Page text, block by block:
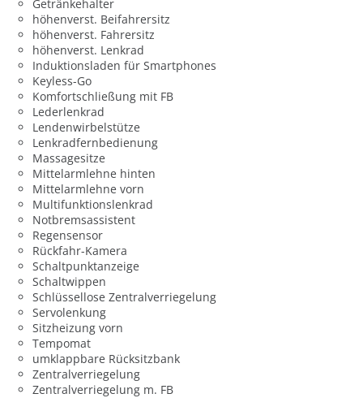
Getränkehalter
höhenverst. Beifahrersitz
höhenverst. Fahrersitz
höhenverst. Lenkrad
Induktionsladen für Smartphones
Keyless-Go
Komfortschließung mit FB
Lederlenkrad
Lendenwirbelstütze
Lenkradfernbedienung
Massagesitze
Mittelarmlehne hinten
Mittelarmlehne vorn
Multifunktionslenkrad
Notbremsassistent
Regensensor
Rückfahr-Kamera
Schaltpunktanzeige
Schaltwippen
Schlüssellose Zentralverriegelung
Servolenkung
Sitzheizung vorn
Tempomat
umklappbare Rücksitzbank
Zentralverriegelung
Zentralverriegelung m. FB